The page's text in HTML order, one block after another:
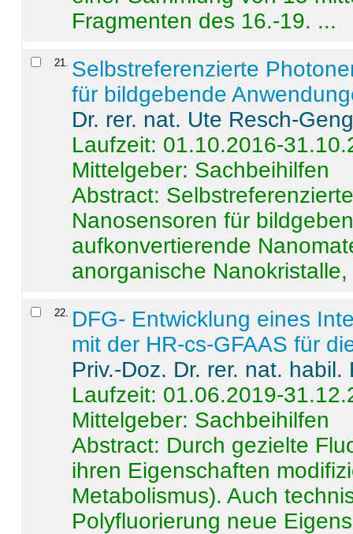
Fragmenten des 16.-19. ...
21
Selbstreferenzierte
für bildgebende
Dr. rer. nat. Ute Resch-
Laufzeit: 01.10.2016-
Mittelgeber: Sachbeihilfen
Abstract:
Nanosensoren für
aufkonvertierende
anorganische
22
DFG- Entwicklung eines
mit der HR-cs-GFAAS für
Priv.-Doz. Dr. rer. nat.
Laufzeit: 01.06.2019-
Mittelgeber: Sachbeihilfen
Abstract: Durch gezielte
ihren Eigenschaften
Metabolismus). Auch
Polyfluorierung neue